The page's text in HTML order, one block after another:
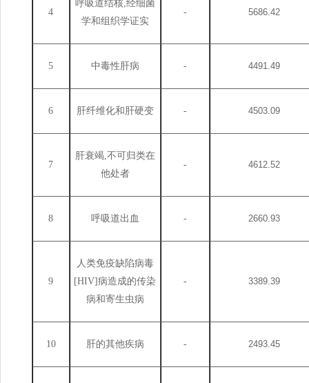
4
呼吸道结核,经细菌
学和组织学证实
- 5686.42
5 中毒性肝病 - 4491.49
6 肝纤维化和肝硬变 - 4503.09
7
肝衰竭,不可归类在
他处者
- 4612.52
8 呼吸道出血 - 2660.93
9
人类免疫缺陷病毒
[HIV]病造成的传染
病和寄生虫病
- 3389.39
10 肝的其他疾病 - 2493.45